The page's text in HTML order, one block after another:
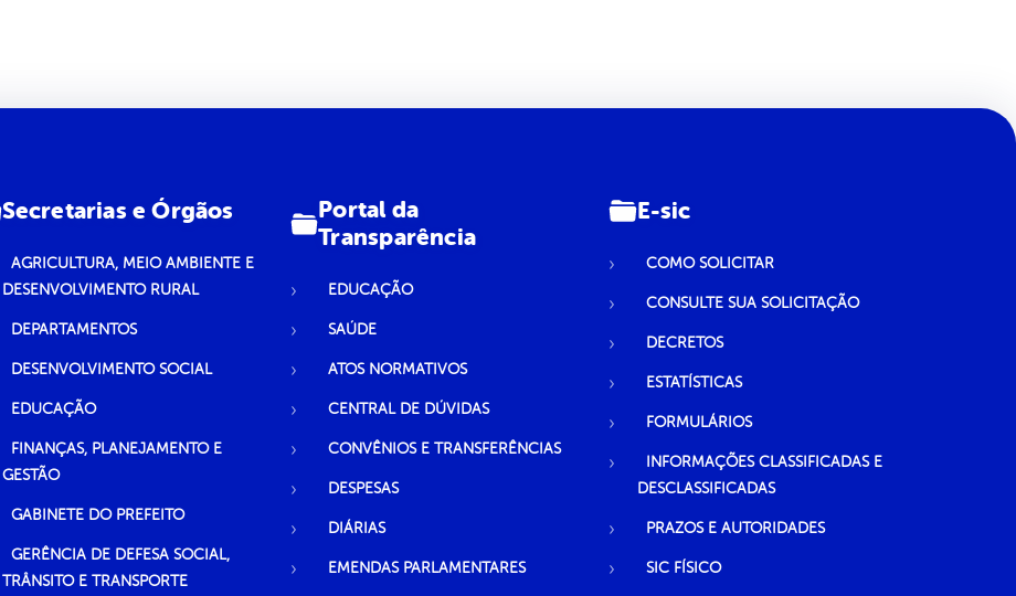
Secretarias e Órgãos
AGRICULTURA, MEIO AMBIENTE E
DESENVOLVIMENTO RURAL
DEPARTAMENTOS
DESENVOLVIMENTO SOCIAL
EDUCAÇÃO
FINANÇAS, PLANEJAMENTO E
GESTÃO
GABINETE DO PREFEITO
GERÊNCIA DE DEFESA SOCIAL,
TRÂNSITO E TRANSPORTE
Portal da
Transparência
EDUCAÇÃO
SAÚDE
ATOS NORMATIVOS
CENTRAL DE DÚVIDAS
CONVÊNIOS E TRANSFERÊNCIAS
DESPESAS
DIÁRIAS
EMENDAS PARLAMENTARES
E-sic
COMO SOLICITAR
CONSULTE SUA SOLICITAÇÃO
DECRETOS
ESTATÍSTICAS
FORMULÁRIOS
INFORMAÇÕES CLASSIFICADAS E
DESCLASSIFICADAS
PRAZOS E AUTORIDADES
SIC FÍSICO